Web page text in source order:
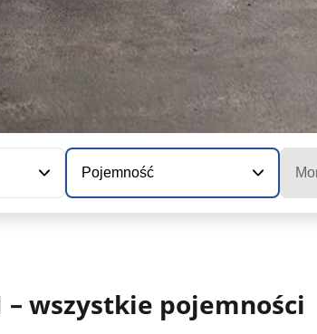
Pojemność
– wszystkie pojemności